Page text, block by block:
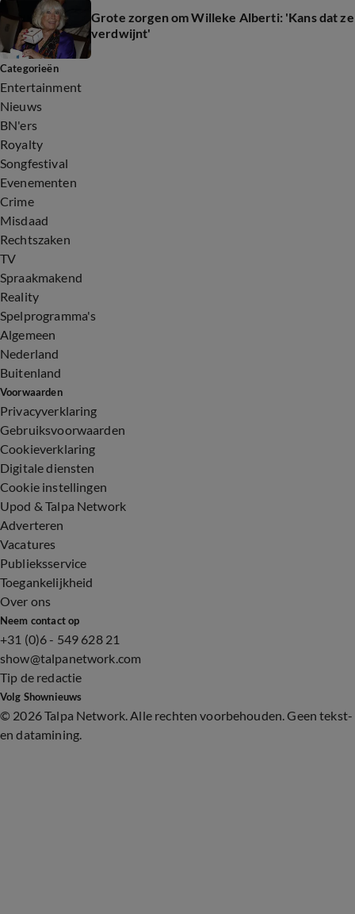
Grote zorgen om Willeke Alberti: 'Kans dat ze
verdwijnt'
Categorieën
Entertainment
Nieuws
BN'ers
Royalty
Songfestival
Evenementen
Crime
Misdaad
Rechtszaken
TV
Spraakmakend
Reality
Spelprogramma's
Algemeen
Nederland
Buitenland
Voorwaarden
Privacyverklaring
Gebruiksvoorwaarden
Cookieverklaring
Digitale diensten
Cookie instellingen
Upod & Talpa Network
Adverteren
Vacatures
Publieksservice
Toegankelijkheid
Over ons
Neem contact op
+31 (0)6 - 549 628 21
show@talpanetwork.com
Tip de redactie
Volg Shownieuws
© 2026 Talpa Network. Alle rechten voorbehouden. Geen tekst-
en datamining.